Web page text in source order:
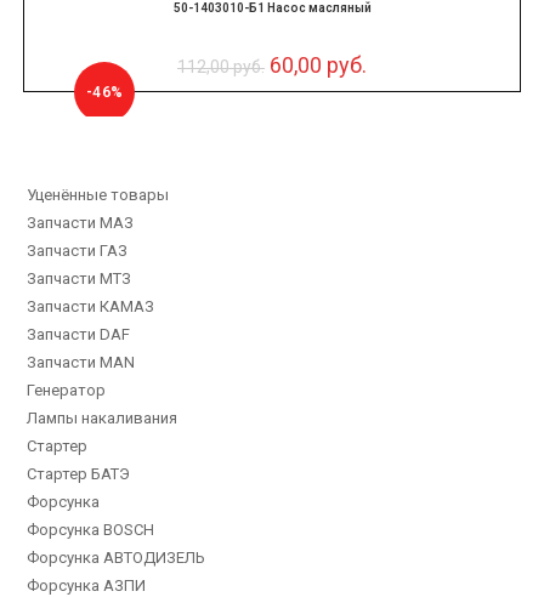
-46%
50-1403010-Б1 Насос масляный
112,00руб. 60,00 руб.
Уценённые товары
Запчасти МАЗ
Запчасти ГАЗ
Запчасти МТЗ
Запчасти КАМАЗ
Запчасти DAF
Запчасти MAN
Генератор
Лампы накаливания
Стартер
Стартер БАТЭ
Форсунка
Форсунка BOSCH
Форсунка АВТОДИЗЕЛЬ
Форсунка АЗПИ